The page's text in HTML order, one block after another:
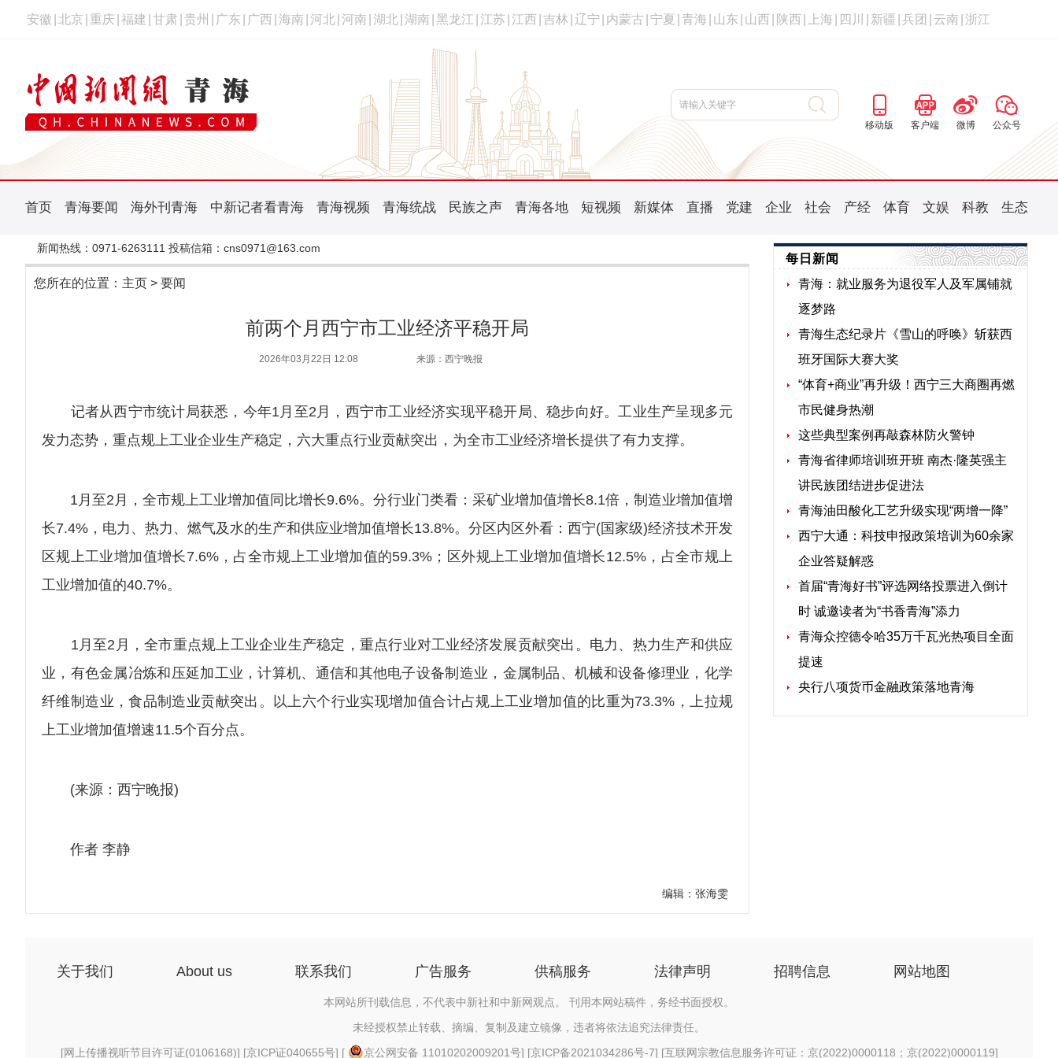
安徽 北京 重庆 福建 甘肃 贵州 广东 广西 海南 河北 河南 湖北 湖南 黑龙江 江苏 江西 吉林 辽宁 内蒙古 宁夏 青海 山东 山西 陕西 上海 四川 新疆 兵团 云南 浙江
移动版 客户端 微博 公众号
首页 青海要闻 海外刊青海 中新记者看青海 青海视频 青海统战 民族之声 青海各地 短视频 新媒体 直播 党建 企业 社会 产经 体育 文娱 科教 生态
新闻热线：0971-6263111 投稿信箱：cns0971@163.com
您所在的位置： 主页 > 要闻
前两个月西宁市工业经济平稳开局
2026年03月22日 12:08 来源：西宁晚报
记者从西宁市统计局获悉，今年1月至2月，西宁市工业经济实现平稳开局、稳步向好。工业生产呈现多元
发力态势，重点规上工业企业生产稳定，六大重点行业贡献突出，为全市工业经济增长提供了有力支撑。
1月至2月，全市规上工业增加值同比增长9.6%。分行业门类看：采矿业增加值增长8.1倍，制造业增加值增
长7.4%，电力、热力、燃气及水的生产和供应业增加值增长13.8%。分区内区外看：西宁(国家级)经济技术开发
区规上工业增加值增长7.6%，占全市规上工业增加值的59.3%；区外规上工业增加值增长12.5%，占全市规上
工业增加值的40.7%。
1月至2月，全市重点规上工业企业生产稳定，重点行业对工业经济发展贡献突出。电力、热力生产和供应
业，有色金属冶炼和压延加工业，计算机、通信和其他电子设备制造业，金属制品、机械和设备修理业，化学
纤维制造业，食品制造业贡献突出。以上六个行业实现增加值合计占规上工业增加值的比重为73.3%，上拉规
上工业增加值增速11.5个百分点。
(来源：西宁晚报)
作者 李静
编辑：张海雯
每日新闻
青海：就业服务为退役军人及军属铺就
逐梦路
青海生态纪录片《雪山的呼唤》斩获西
班牙国际大赛大奖
“体育+商业”再升级！西宁三大商圈再燃
市民健身热潮
这些典型案例再敲森林防火警钟
青海省律师培训班开班 南杰·隆英强主
讲民族团结进步促进法
青海油田酸化工艺升级实现“两增一降”
西宁大通：科技申报政策培训为60余家
企业答疑解惑
首届“青海好书”评选网络投票进入倒计
时 诚邀读者为“书香青海”添力
青海众控德令哈35万千瓦光热项目全面
提速
央行八项货币金融政策落地青海
关于我们 About us 联系我们 广告服务 供稿服务 法律声明 招聘信息 网站地图
本网站所刊载信息，不代表中新社和中新网观点。 刊用本网站稿件，务经书面授权。
未经授权禁止转载、摘编、复制及建立镜像，违者将依法追究法律责任。
[网上传播视听节目许可证(0106168)] [京ICP证040655号] [ 京公网安备 11010202009201号] [京ICP备2021034286号-7] [互联网宗教信息服务许可证：京(2022)0000118；京(2022)0000119]